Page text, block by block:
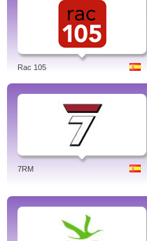
Rac 105
7RM